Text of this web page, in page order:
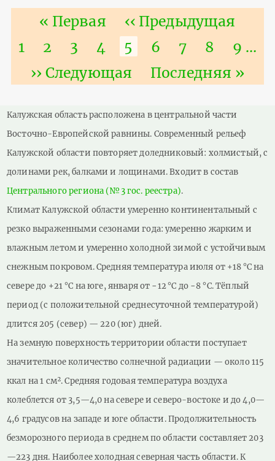
Нумерация
страниц
Первая
страница
« Первая
Предыдущая
страница
‹‹ Предыдущая
Страница
1 Страница
2 Страница
3 Страница
4
Текущая
страница
5 Страница
6 Страница
7 8 9 …
Следующая
›› Следующая
Последняя
Последняя »
Калужская область расположена в центральной части
Восточно-Европейской равнины. Современный рельеф
Калужской области повторяет доледниковый: холмистый, с
долинами рек, балками и лощинами. Входит в состав
Центрального региона (№3 гос. реестра).
Климат Калужской области умеренно континентальный с
резко выраженными сезонами года: умеренно жарким и
влажным летом и умеренно холодной зимой с устойчивым
снежным покровом. Средняя температура июля от +18 °C на
севере до +21 °C на юге, января от −12 °C до −8 °C. Тёплый
период (с положительной среднесуточной температурой)
длится 205 (север) — 220 (юг) дней.
На земную поверхность территории области поступает
значительное количество солнечной радиации — около 115
ккал на 1 см². Средняя годовая температура воздуха
колеблется от 3,5—4,0 на севере и северо-востоке и до 4,0—
4,6 градусов на западе и юге области. Продолжительность
безморозного периода в среднем по области составляет 203
—223 дня. Наиболее холодная северная часть области. К